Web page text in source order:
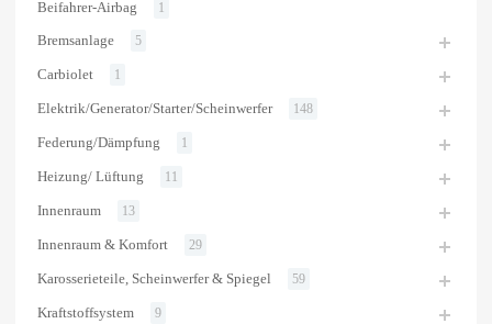
Beifahrer-Airbag 1
Bremsanlage 5
Carbiolet 1
Elektrik/Generator/Starter/Scheinwerfer 148
Federung/Dämpfung 1
Heizung/ Lüftung 11
Innenraum 13
Innenraum & Komfort 29
Karosserieteile, Scheinwerfer & Spiegel 59
Kraftstoffsystem 9